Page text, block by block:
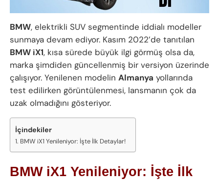
BMW, elektrikli SUV segmentinde iddialı modeller
sunmaya devam ediyor. Kasım 2022’de tanıtılan
BMW iX1, kısa sürede büyük ilgi görmüş olsa da,
marka şimdiden güncellenmiş bir versiyon üzerinde
çalışıyor. Yenilenen modelin Almanya yollarında
test edilirken görüntülenmesi, lansmanın çok da
uzak olmadığını gösteriyor.
İçindekiler
BMW iX1 Yenileniyor: İşte İlk Detaylar!
BMW iX1 Yenileniyor: İşte İlk